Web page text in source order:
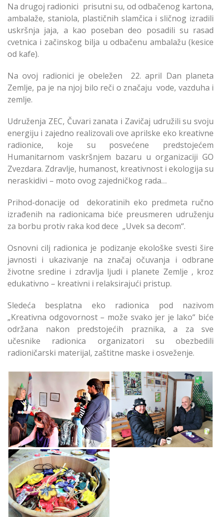
Na drugoj radionici prisutni su, od odbačenog kartona,
ambalaže, staniola, plastičnih slamčica i sličnog izradili
uskršnja jaja, a kao poseban deo posadili su rasad
cvetnica i začinskog bilja u odbačenu ambalažu (kesice
od kafe).
Na ovoj radionici je obeležen 22. april Dan planeta
Zemlje, pa je na njoj bilo reči o značaju vode, vazduha i
zemlje.
Udruženja ZEC, Čuvari zanata i Zavičaj udružili su svoju
energiju i zajedno realizovali ove aprilske eko kreativne
radionice, koje su posvećene predstojećem
Humanitarnom vaskršnjem bazaru u organizaciji GO
Zvezdara. Zdravlje, humanost, kreativnost i ekologija su
neraskidivi – moto ovog zajedničkog rada…
Prihod-donacije od dekoratinih eko predmeta ručno
izrađenih na radionicama biće preusmeren udruženju
za borbu protiv raka kod dece „Uvek sa decom“.
Osnovni cilj radionica je podizanje ekološke svesti šire
javnosti i ukazivanje na značaj očuvanja i odbrane
životne sredine i zdravlja ljudi i planete Zemlje , kroz
edukativno – kreativni i relaksirajući pristup.
Sledeća besplatna eko radionica pod nazivom
„Kreativna odgovornost – može svako jer je lako“ biće
održana nakon predstojećih praznika, a za sve
učesnike radionica organizatori su obezbedili
radioničarski materijal, zaštitne maske i osveženje.
Održane Besplatne
eko Radionica
Udruženja ZEC i
„Čuvari Zanata”
Održane Besplatne
eko Radionica
Udruženja ZEC i
„Čuvari Zanata”
Održane Besplatne
eko Radionica
Udruženja ZEC i
„Čuvari Zanata”